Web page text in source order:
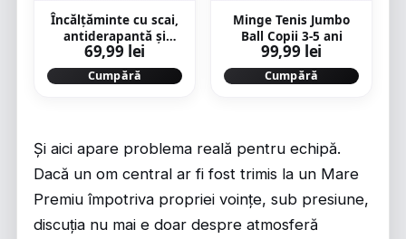
Încălțăminte cu scai,
antiderapantă și
respirabilă, roz
albastru, bebeluși
69,99 lei
Cumpără
Minge Tenis Jumbo
Ball Copii 3-5 ani
99,99 lei
Cumpără
Și aici apare problema reală pentru echipă.
Dacă un om central ar fi fost trimis la un Mare
Premiu împotriva propriei voințe, sub presiune,
discuția nu mai e doar despre atmosferă